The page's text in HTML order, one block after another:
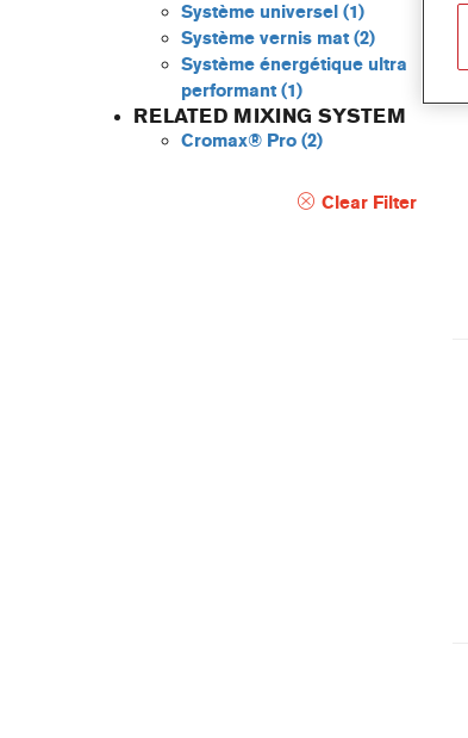
Système universel (1)
Système vernis mat (2)
Système énergétique ultra
performant (1)
RELATED MIXING SYSTEM
Cromax® Pro (2)
Clear Filter